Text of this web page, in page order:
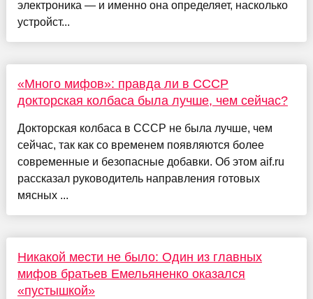
электроника — и именно она определяет, насколько
устройст...
«Много мифов»: правда ли в СССР
докторская колбаса была лучше, чем сейчас?
Докторская колбаса в СССР не была лучше, чем
сейчас, так как со временем появляются более
современные и безопасные добавки. Об этом aif.ru
рассказал руководитель направления готовых
мясных ...
Никакой мести не было: Один из главных
мифов братьев Емельяненко оказался
«пустышкой»